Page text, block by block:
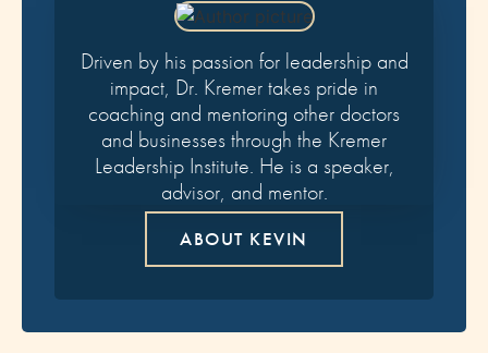
Driven by his passion for leadership and
impact, Dr. Kremer takes pride in
coaching and mentoring other doctors
and businesses through the Kremer
Leadership Institute. He is a speaker,
advisor, and mentor.
ABOUT KEVIN